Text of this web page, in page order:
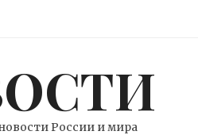
России и мира